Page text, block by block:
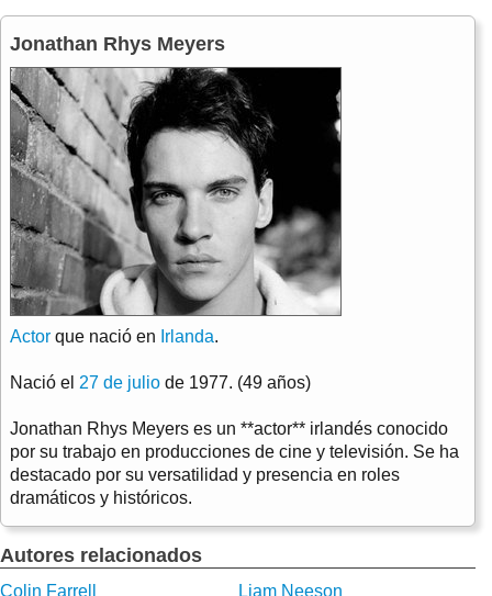
Jonathan Rhys Meyers
Actor que nació en Irlanda.
Nació el 27 de julio de 1977. (49 años)
Jonathan Rhys Meyers es un **actor** irlandés conocido
por su trabajo en producciones de cine y televisión. Se ha
destacado por su versatilidad y presencia en roles
dramáticos y históricos.
Autores relacionados
Colin Farrell
Liam Neeson